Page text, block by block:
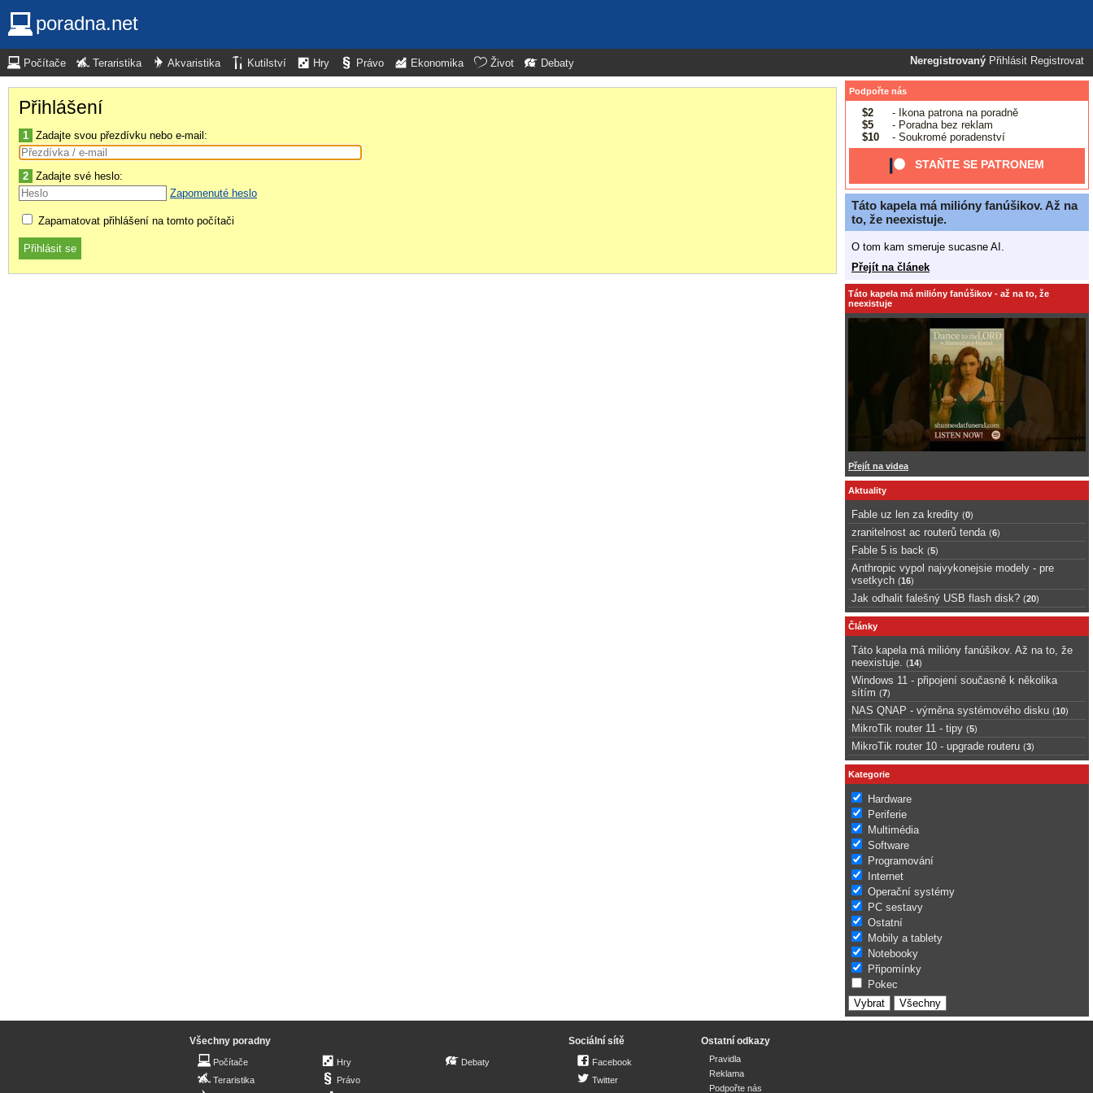
poradna.net
Neregistrovaný Přihlásit Registrovat
Počítače Teraristika Akvaristika Kutilství Hry Právo Ekonomika Život Debaty
Přihlášení
1 Zadajte svou přezdívku nebo e-mail:
2 Zadajte své heslo:
Zapomenuté heslo
Zapamatovat přihlášení na tomto počítači
Podpořte nás
$2
- Ikona patrona na poradně
$5
- Poradna bez reklam
$10
- Soukromé poradenství
STAŇTE SE PATRONEM
Táto kapela má milióny fanúšikov. Až na
to, že neexistuje.
O tom kam smeruje sucasne AI.
Přejít na článek
Táto kapela má milióny fanúšikov - až na to, že
neexistuje
Přejít na videa
Aktuality
Fable uz len za kredity (0)
zranitelnost ac routerů tenda (6)
Fable 5 is back (5)
Anthropic vypol najvykonejsie modely - pre
vsetkych (16)
Jak odhalit falešný USB flash disk? (20)
Články
Táto kapela má milióny fanúšikov. Až na to, že
neexistuje.
(14)
Windows 11 - připojení současně k několika
sítím (7)
NAS QNAP - výměna systémového disku (10)
MikroTik router 11 - tipy (5)
MikroTik router 10 - upgrade routeru (3)
Kategorie
Hardware
Periferie
Multimédia
Software
Programování
Internet
Operační systémy
PC sestavy
Ostatní
Mobily a tablety
Notebooky
Připomínky
Pokec
Všechny poradny
Počítače
Teraristika
Hry
Právo
Debaty
Sociální sítě
Facebook
Twitter
Ostatní odkazy
Pravidla
Reklama
Podpořte nás